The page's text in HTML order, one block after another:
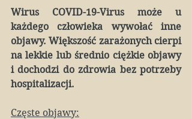
Wirus COVID-19-Virus może u
każdego człowieka wywołać inne
objawy. Większość zarażonych cierpi
na lekkie lub średnio ciężkie objawy
i dochodzi do zdrowia bez potrzeby
hospitalizacji.
Częste objawy: